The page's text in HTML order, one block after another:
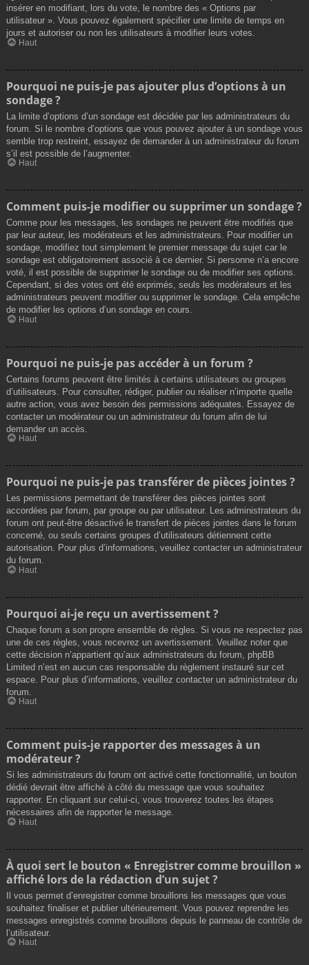
insérer en modifiant, lors du vote, le nombre des « Options par
utilisateur ». Vous pouvez également spécifier une limite de temps en
jours et autoriser ou non les utilisateurs à modifier leurs votes.
Haut
Pourquoi ne puis-je pas ajouter plus d’options à un
sondage ?
La limite d’options d’un sondage est décidée par les administrateurs du
forum. Si le nombre d’options que vous pouvez ajouter à un sondage vous
semble trop restreint, essayez de demander à un administrateur du forum
s’il est possible de l’augmenter.
Haut
Comment puis-je modifier ou supprimer un sondage ?
Comme pour les messages, les sondages ne peuvent être modifiés que
par leur auteur, les modérateurs et les administrateurs. Pour modifier un
sondage, modifiez tout simplement le premier message du sujet car le
sondage est obligatoirement associé à ce dernier. Si personne n’a encore
voté, il est possible de supprimer le sondage ou de modifier ses options.
Cependant, si des votes ont été exprimés, seuls les modérateurs et les
administrateurs peuvent modifier ou supprimer le sondage. Cela empêche
de modifier les options d’un sondage en cours.
Haut
Pourquoi ne puis-je pas accéder à un forum ?
Certains forums peuvent être limités à certains utilisateurs ou groupes
d’utilisateurs. Pour consulter, rédiger, publier ou réaliser n’importe quelle
autre action, vous avez besoin des permissions adéquates. Essayez de
contacter un modérateur ou un administrateur du forum afin de lui
demander un accès.
Haut
Pourquoi ne puis-je pas transférer de pièces jointes ?
Les permissions permettant de transférer des pièces jointes sont
accordées par forum, par groupe ou par utilisateur. Les administrateurs du
forum ont peut-être désactivé le transfert de pièces jointes dans le forum
concerné, ou seuls certains groupes d’utilisateurs détiennent cette
autorisation. Pour plus d’informations, veuillez contacter un administrateur
du forum.
Haut
Pourquoi ai-je reçu un avertissement ?
Chaque forum a son propre ensemble de règles. Si vous ne respectez pas
une de ces règles, vous recevrez un avertissement. Veuillez noter que
cette décision n’appartient qu’aux administrateurs du forum, phpBB
Limited n’est en aucun cas responsable du règlement instauré sur cet
espace. Pour plus d’informations, veuillez contacter un administrateur du
forum.
Haut
Comment puis-je rapporter des messages à un
modérateur ?
Si les administrateurs du forum ont activé cette fonctionnalité, un bouton
dédié devrait être affiché à côté du message que vous souhaitez
rapporter. En cliquant sur celui-ci, vous trouverez toutes les étapes
nécessaires afin de rapporter le message.
Haut
À quoi sert le bouton « Enregistrer comme brouillon »
affiché lors de la rédaction d’un sujet ?
Il vous permet d’enregistrer comme brouillons les messages que vous
souhaitez finaliser et publier ultérieurement. Vous pouvez reprendre les
messages enregistrés comme brouillons depuis le panneau de contrôle de
l’utilisateur.
Haut